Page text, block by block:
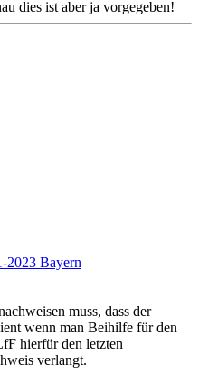
dies ist aber ja vorgegeben!
2023 Bayern
muss, dass der
wenn man Beihilfe für den
hierfür den letzten
verlangt.